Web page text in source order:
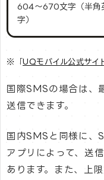
604～670文字（半角
字）
※「UQモバイル公式サイ
国際SMSの場合は
送信できます。
国内SMSと同様に、
アプリによって、送
あります。また、上